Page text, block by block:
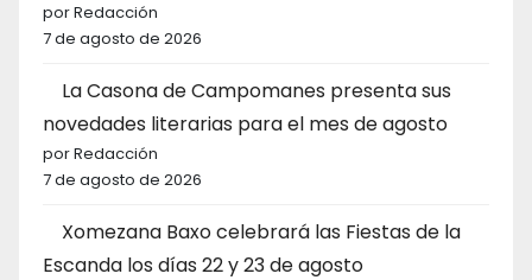
por Redacción
7 de agosto de 2026
La Casona de Campomanes presenta sus
novedades literarias para el mes de agosto
por Redacción
7 de agosto de 2026
Xomezana Baxo celebrará las Fiestas de la
Escanda los días 22 y 23 de agosto